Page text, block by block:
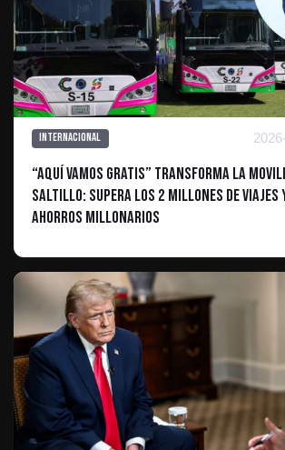
Internacional
“Aquí Vamos Gratis” transforma la
Saltillo: supera los 2 millones de viajes
ahorros millonarios